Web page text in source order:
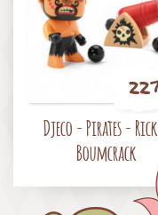
Djeco - Pirates -
Boumcrack